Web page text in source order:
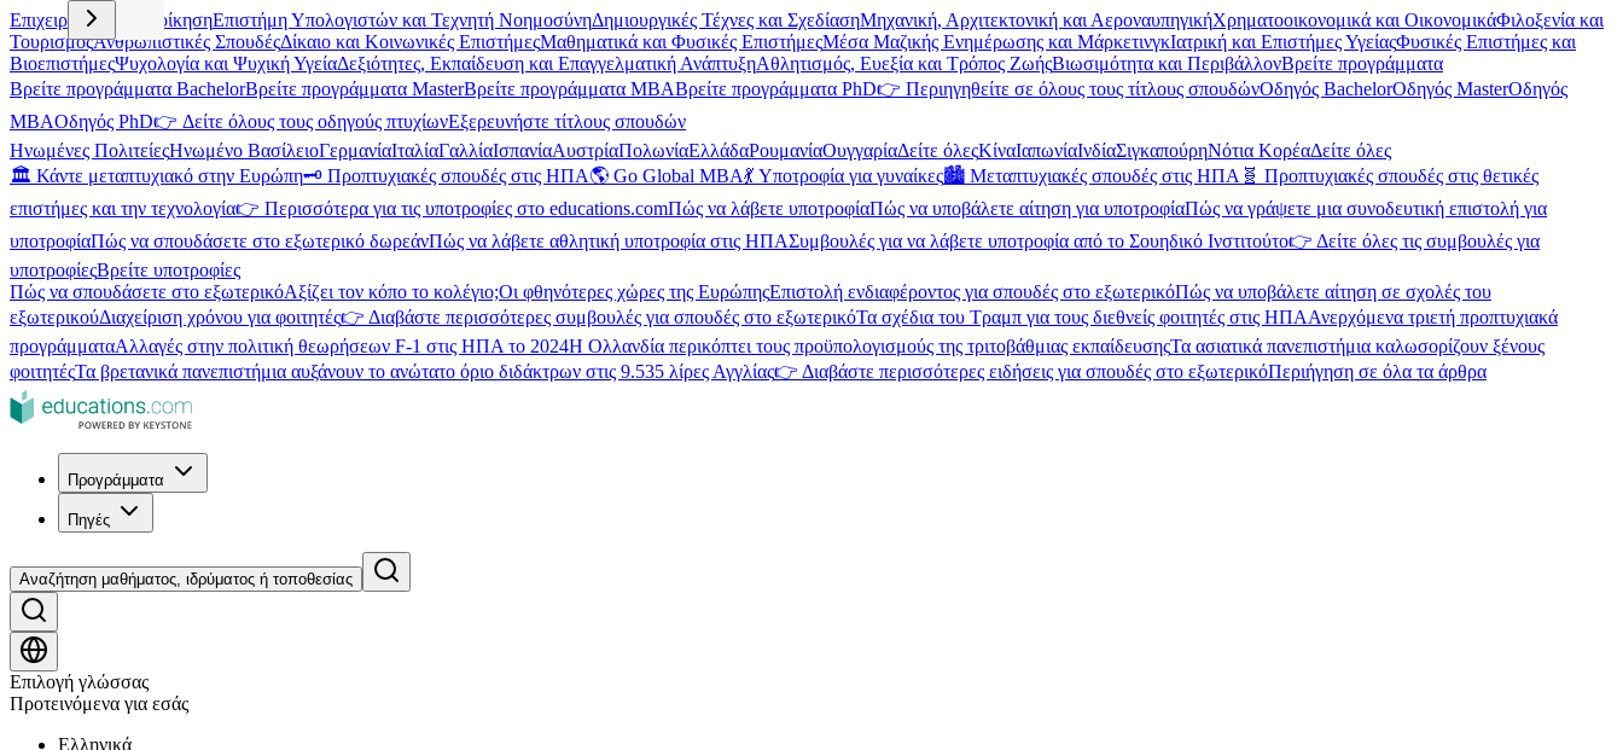
Επιχειρήσεις και ΔιοίκησηΕπιστήμη Υπολογιστών και Τεχνητή ΝοημοσύνηΔημιουργικές Τέχνες και ΣχεδίασηΜηχανική, Αρχιτεκτονική και ΑεροναυπηγικήΧρηματοοικονομικά και ΟικονομικάΦιλοξενία και
ΤουρισμόςΑνθρωπιστικές ΣπουδέςΔίκαιο και Κοινωνικές ΕπιστήμεςΜαθηματικά και Φυσικές ΕπιστήμεςΜέσα Μαζικής Ενημέρωσης και ΜάρκετινγκΙατρική και Επιστήμες ΥγείαςΦυσικές Επιστήμες και
ΒιοεπιστήμεςΨυχολογία και Ψυχική ΥγείαΔεξιότητες, Εκπαίδευση και Επαγγελματική ΑνάπτυξηΑθλητισμός, Ευεξία και Τρόπος ΖωήςΒιωσιμότητα και ΠεριβάλλονΒρείτε προγράμματα
Βρείτε προγράμματα BachelorΒρείτε προγράμματα MasterΒρείτε προγράμματα MBAΒρείτε προγράμματα PhD👉 Περιηγηθείτε σε όλους τους τίτλους σπουδώνΟδηγός BachelorΟδηγός MasterΟδηγός
MBAΟδηγός PhD👉 Δείτε όλους τους οδηγούς πτυχίωνΕξερευνήστε τίτλους σπουδών
Ηνωμένες ΠολιτείεςΗνωμένο ΒασίλειοΓερμανίαΙταλίαΓαλλίαΙσπανίαΑυστρίαΠολωνίαΕλλάδαΡουμανίαΟυγγαρίαΔείτε όλεςΚίναΙαπωνίαΙνδίαΣιγκαπούρηΝότια ΚορέαΔείτε όλες
🏛️ Κάντε μεταπτυχιακό στην Ευρώπη🗝️ Προπτυχιακές σπουδές στις ΗΠΑ🌎 Go Global MBA💃 Υποτροφία για γυναίκες🏙️ Μεταπτυχιακές σπουδές στις ΗΠΑ 🧬 Προπτυχιακές σπουδές στις θετικές
επιστήμες και την τεχνολογία👉 Περισσότερα για τις υποτροφίες στο educations.comΠώς να λάβετε υποτροφίαΠώς να υποβάλετε αίτηση για υποτροφίαΠώς να γράψετε μια συνοδευτική επιστολή για
υποτροφίαΠώς να σπουδάσετε στο εξωτερικό δωρεάνΠώς να λάβετε αθλητική υποτροφία στις ΗΠΑΣυμβουλές για να λάβετε υποτροφία από το Σουηδικό Ινστιτούτο👉 Δείτε όλες τις συμβουλές για
υποτροφίεςΒρείτε υποτροφίες
Πώς να σπουδάσετε στο εξωτερικόΑξίζει τον κόπο το κολέγιο;Οι φθηνότερες χώρες της ΕυρώπηςΕπιστολή ενδιαφέροντος για σπουδές στο εξωτερικόΠώς να υποβάλετε αίτηση σε σχολές του
εξωτερικούΔιαχείριση χρόνου για φοιτητές👉 Διαβάστε περισσότερες συμβουλές για σπουδές στο εξωτερικόΤα σχέδια του Τραμπ για τους διεθνείς φοιτητές στις ΗΠΑΑνερχόμενα τριετή προπτυχιακά
προγράμματαΑλλαγές στην πολιτική θεωρήσεων F-1 στις ΗΠΑ το 2024Η Ολλανδία περικόπτει τους προϋπολογισμούς της τριτοβάθμιας εκπαίδευσηςΤα ασιατικά πανεπιστήμια καλωσορίζουν ξένους
φοιτητέςΤα βρετανικά πανεπιστήμια αυξάνουν το ανώτατο όριο διδάκτρων στις 9.535 λίρες Αγγλίας👉 Διαβάστε περισσότερες ειδήσεις για σπουδές στο εξωτερικόΠεριήγηση σε όλα τα άρθρα
Προγράμματα
Πηγές
Αναζήτηση μαθήματος, ιδρύματος ή τοποθεσίας
Επιλογή γλώσσας
Προτεινόμενα για εσάς
Ελληνικά